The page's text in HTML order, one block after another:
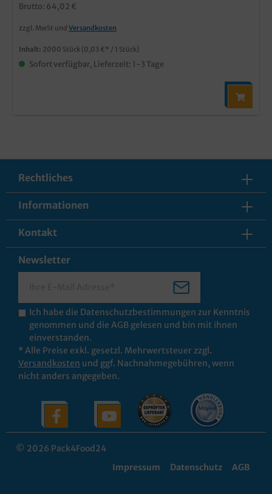
Brutto: 64,02 €
zzgl. MwSt und Versandkosten
Inhalt: 2000 Stück (0,03 €* / 1 Stück)
Sofort verfügbar, Lieferzeit: 1-3 Tage
Rechtliches
Informationen
Kontakt
Newsletter
Ich habe die Datenschutzbestimmungen zur Kenntnis
genommen und die AGB gelesen und bin mit ihnen
einverstanden.
* Alle Preise exkl. gesetzl. Mehrwertsteuer zzgl.
Versandkosten und ggf. Nachnahmegebühren, wenn
nicht anders angegeben.
© 2026 Pack4Food24
Impressum
Datenschutz AGB